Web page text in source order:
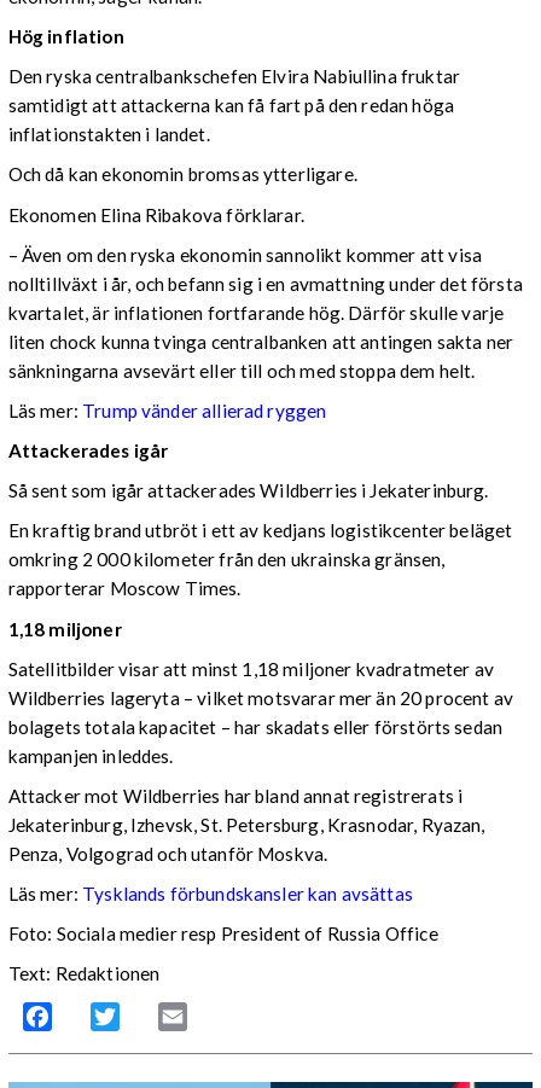
Hög inflation
Den ryska centralbankschefen Elvira Nabiullina fruktar
samtidigt att attackerna kan få fart på den redan höga
inflationstakten i landet.
Och då kan ekonomin bromsas ytterligare.
Ekonomen Elina Ribakova förklarar.
– Även om den ryska ekonomin sannolikt kommer att visa
nolltillväxt i år, och befann sig i en avmattning under det första
kvartalet, är inflationen fortfarande hög. Därför skulle varje
liten chock kunna tvinga centralbanken att antingen sakta ner
sänkningarna avsevärt eller till och med stoppa dem helt.
Läs mer: Trump vänder allierad ryggen
Attackerades igår
Så sent som igår attackerades Wildberries i Jekaterinburg.
En kraftig brand utbröt i ett av kedjans logistikcenter beläget
omkring 2 000 kilometer från den ukrainska gränsen,
rapporterar Moscow Times.
1,18 miljoner
Satellitbilder visar att minst 1,18 miljoner kvadratmeter av
Wildberries lageryta – vilket motsvarar mer än 20 procent av
bolagets totala kapacitet – har skadats eller förstörts sedan
kampanjen inleddes.
Attacker mot Wildberries har bland annat registrerats i
Jekaterinburg, Izhevsk, St. Petersburg, Krasnodar, Ryazan,
Penza, Volgograd och utanför Moskva.
Läs mer: Tysklands förbundskansler kan avsättas
Foto: Sociala medier resp President of Russia Office
Text: Redaktionen
Facebook Twitter